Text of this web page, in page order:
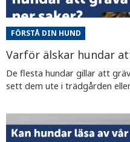
FÖRSTÅ DIN HUND
Varför älskar hundar
De flesta hundar gillar att
sett dem ute i trädgården